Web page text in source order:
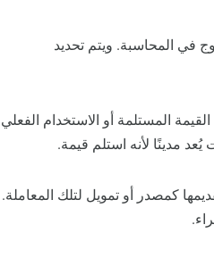
في المحاسبة. ويتم تحديد
المستلمة أو الاستخدام الفعلي
مدينًا لأنه استلم قيمة.
كمصدر أو تمويل لتلك المعاملة.